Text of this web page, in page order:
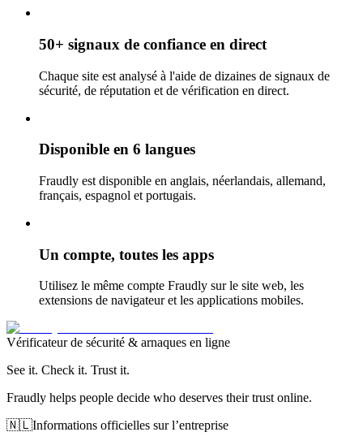
50+ signaux de confiance en direct
Chaque site est analysé à l'aide de dizaines de signaux de
sécurité, de réputation et de vérification en direct.
Disponible en 6 langues
Fraudly est disponible en anglais, néerlandais, allemand,
français, espagnol et portugais.
Un compte, toutes les apps
Utilisez le même compte Fraudly sur le site web, les
extensions de navigateur et les applications mobiles.
Vérificateur de sécurité & arnaques en ligne
See it. Check it. Trust it.
Fraudly helps people decide who deserves their trust online.
🇳🇱Informations officielles sur l’entreprise